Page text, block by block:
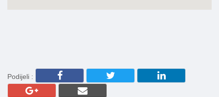
Podijeli :